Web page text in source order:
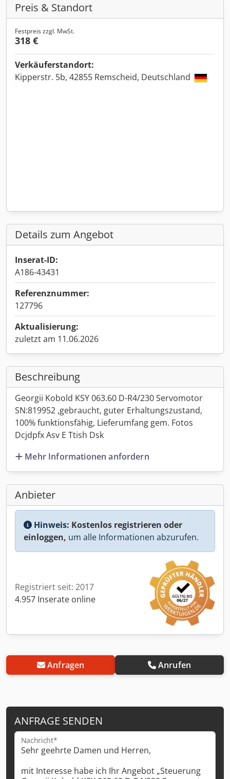
Preis & Standort
Festpreis zzgl. MwSt.
318 €
Verkäuferstandort:
Kipperstr. 5b, 42855 Remscheid, Deutschland
Details zum Angebot
Inserat-ID:
A186-43431
Referenznummer:
127796
Aktualisierung:
zuletzt am 11.06.2026
Beschreibung
Georgii Kobold KSY 063.60 D-R4/230 Servomotor
SN:819952 ,gebraucht, guter Erhaltungszustand,
100% funktionsfähig, Lieferumfang gem. Fotos
Dcjdpfx Asv E Ttish Dsk
Mehr Informationen anfordern
Anbieter
Hinweis: Kostenlos registrieren oder
einloggen, um alle Informationen abzurufen.
Registriert seit: 2017
4.957 Inserate online
Anfragen Anrufen
ANFRAGE SENDEN
Nachricht*